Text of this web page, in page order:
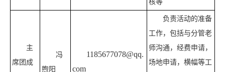
核等
主
席团成
冯
煦阳
1185677078@qq.
com
负责活动的准备
工作，包括与分管老
师沟通，经费申请，
场地申请，横幅等工